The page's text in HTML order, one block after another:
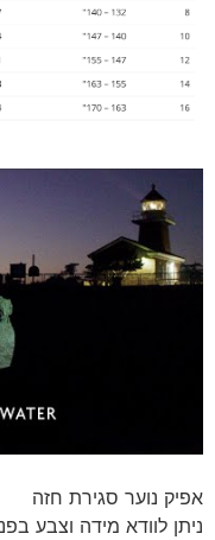
אפיק נוער סגירת חזה
ניתן לוודא מידה וצבע